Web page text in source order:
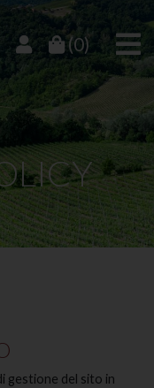
(0)
gestione del sito in